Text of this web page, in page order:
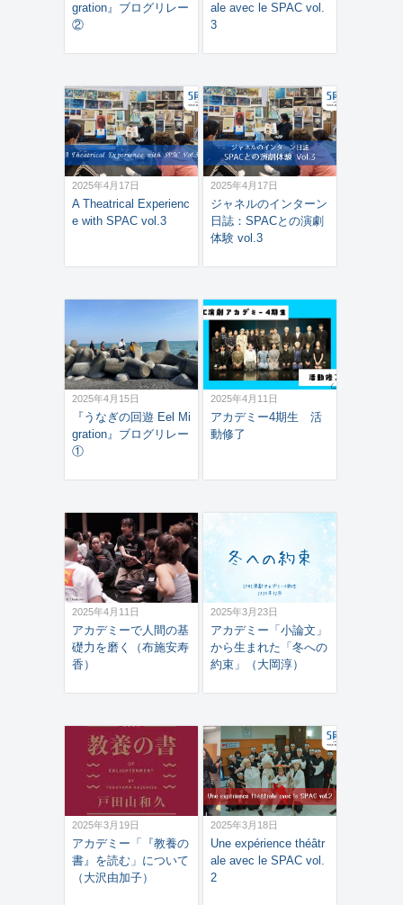
gration』ブログリレー
②
ale avec le SPAC vol.
3
2025年4月17日
A Theatrical Experienc
e with SPAC vol.3
2025年4月17日
ジャネルのインターン
日誌：SPACとの演劇
体験 vol.3
2025年4月15日
『うなぎの回遊 Eel Mi
gration』ブログリレー
①
2025年4月11日
アカデミー4期生 活
動修了
2025年4月11日
アカデミーで人間の基
礎力を磨く（布施安寿
香）
2025年3月23日
アカデミー「小論文」
から生まれた「冬への
約束」（大岡淳）
2025年3月19日
アカデミー「『教養の
書』を読む」について
（大沢由加子）
2025年3月18日
Une expérience théâtr
ale avec le SPAC vol.
2